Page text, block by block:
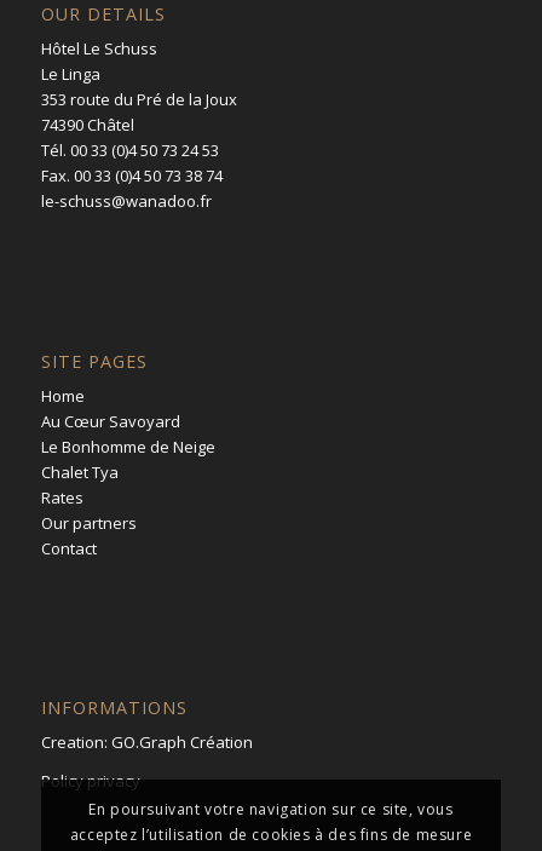
OUR DETAILS
Hôtel Le Schuss
Le Linga
353 route du Pré de la Joux
74390 Châtel
Tél. 00 33 (0)4 50 73 24 53
Fax. 00 33 (0)4 50 73 38 74
le-schuss@wanadoo.fr
SITE PAGES
Home
Au Cœur Savoyard
Le Bonhomme de Neige
Chalet Tya
Rates
Our partners
Contact
INFORMATIONS
Creation: GO.Graph Création
Policy privacy
En poursuivant votre navigation sur ce site, vous
acceptez l’utilisation de cookies à des fins de mesure